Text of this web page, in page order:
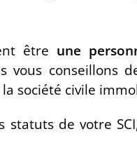
être une
vous conseillons
société civile
statuts de votre